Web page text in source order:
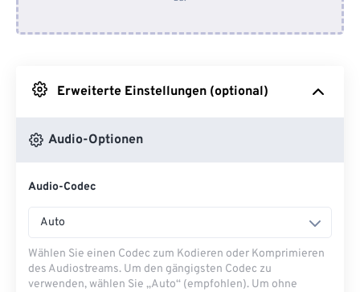
Von Dropbox
Erweiterte Einstellungen (optional)
Audio-Optionen
Audio-Codec
Auto
Wählen Sie einen Codec zum Kodieren oder Komprimieren
des Audiostreams. Um den gängigsten Codec zu
verwenden, wählen Sie „Auto“ (empfohlen). Um ohne